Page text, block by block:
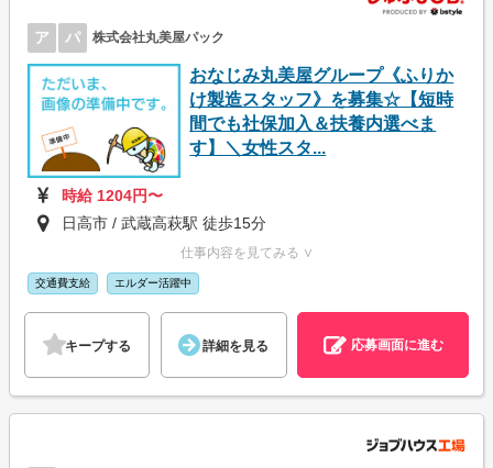
ア パ 株式会社丸美屋パック
おなじみ丸美屋グループ《ふりか
け製造スタッフ》を募集☆【短時
間でも社保加入＆扶養内選べま
す】＼女性スタ...
時給 1204円〜
日高市 / 武蔵高萩駅 徒歩15分
仕事内容を見てみる ∨
交通費支給 エルダー活躍中
キープする 詳細を見る 応募画面に進む